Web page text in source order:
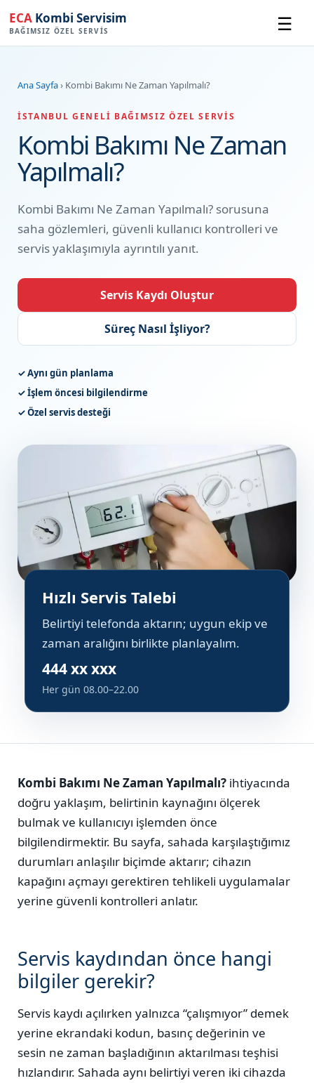
ECA Kombi Servisim
BAĞIMSIZ ÖZEL SERVIS ☰
Ana Sayfa› Kombi Bakımı Ne Zaman Yapılmalı?
İSTANBUL GENELI BAĞIMSIZ ÖZEL SERVIS
Kombi Bakımı Ne Zaman
Yapılmalı?
Kombi Bakımı Ne Zaman Yapılmalı? sorusuna
saha gözlemleri, güvenli kullanıcı kontrolleri ve
servis yaklaşımıyla ayrıntılı yanıt.
Servis Kaydı Oluştur
Süreç Nasıl İşliyor?
✓ Aynı gün planlama
✓ İşlem öncesi bilgilendirme
✓ Özel servis desteği
Hızlı Servis Talebi
Belirtiyi telefonda aktarın; uygun ekip ve
zaman aralığını birlikte planlayalım.
444 xx xxx
Her gün 08.00–22.00
Kombi Bakımı Ne Zaman Yapılmalı? ihtiyacında
doğru yaklaşım, belirtinin kaynağını ölçerek
bulmak ve kullanıcıyı işlemden önce
bilgilendirmektir. Bu sayfa, sahada karşılaştığımız
durumları anlaşılır biçimde aktarır; cihazın
kapağını açmayı gerektiren tehlikeli uygulamalar
yerine güvenli kontrolleri anlatır.
Servis kaydından önce hangi
bilgiler gerekir?
Servis kaydı açılırken yalnızca “çalışmıyor” demek
yerine ekrandaki kodun, basınç değerinin ve
sesin ne zaman başladığının aktarılması teşhisi
hızlandırır. Sahada aynı belirtiyi veren iki cihazda